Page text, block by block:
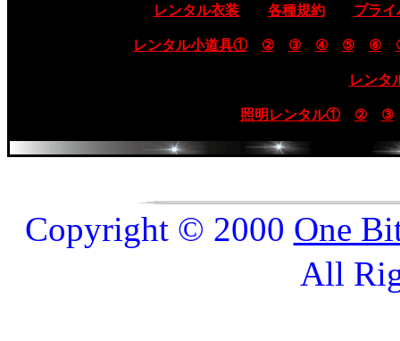
レンタル衣装 各種規約 プラ
レンタル小道具① ② ③ ④ ⑤ ⑥
レンタ
照明レンタル① ② ③
Copyright © 2000 One
All